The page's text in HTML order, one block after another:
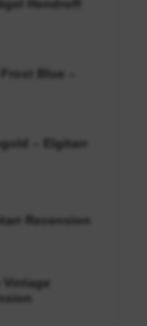
Hendroff
Blue –
– Elgitarr
Recension